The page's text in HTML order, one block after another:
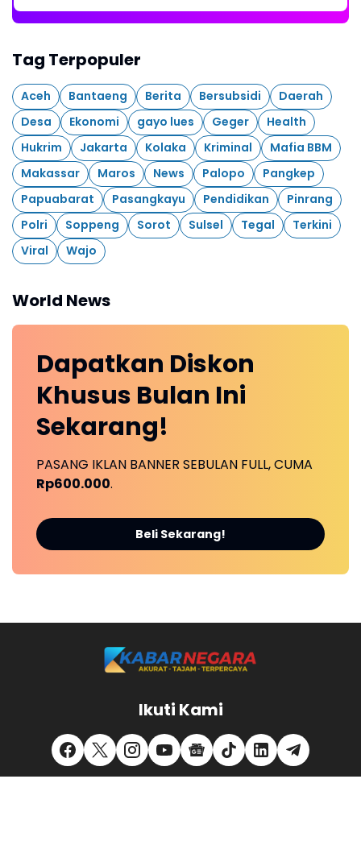
Tag Terpopuler
Aceh Bantaeng Berita Bersubsidi
Daerah
Desa
Ekonomi gayo lues Geger
Health
Hukrim
Jakarta Kolaka Kriminal
Mafia BBM
Makassar
Maros News Palopo
Pangkep
Papuabarat
Pasangkayu Pendidikan
Pinrang
Polri
Soppeng Sorot Sulsel Tegal
Terkini
Viral
Wajo
World News
Dapatkan Diskon
Khusus Bulan Ini
Sekarang!
PASANG IKLAN BANNER SEBULAN FULL, CUMA
Rp600.000.
Beli Sekarang!
Ikuti Kami